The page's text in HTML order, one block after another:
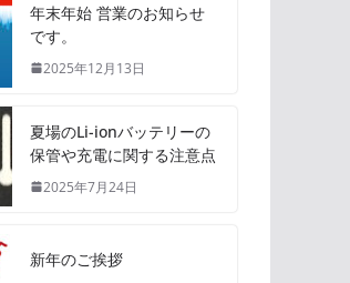
年末年始 営業のお知らせ
です。
2025年12月13日
夏場のLi-ionバッテリーの
保管や充電に関する注意点
2025年7月24日
新年のご挨拶